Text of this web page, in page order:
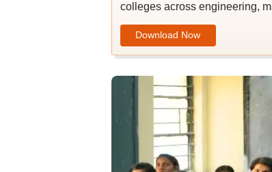
colleges across engineering,
Download Now